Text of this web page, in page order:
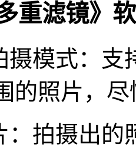
重滤镜》
摄模式：
的照片，
：拍摄出